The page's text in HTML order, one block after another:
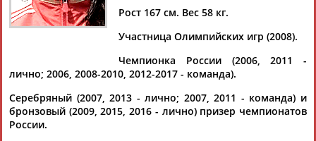
Ваш запрос: "Александра ПЕРОВА"
Документы 1-3 из 3 найденных уникальных документов
Чемпионат Европы по гребному слалому стартует в
Словакии
...В соревновании каноистов в Словакии выступят капитан
Рост 167 см. Вес 58 кг.
Участница Олимпийских игр (2008).
Чемпионка России (2006, 2011 -
лично; 2006, 2008-2010, 2012-2017 - команда).
Серебряный (2007, 2013 - лично; 2007, 2011 - команда) и
бронзовый (2009, 2015, 2016 - лично) призер чемпионатов
России.